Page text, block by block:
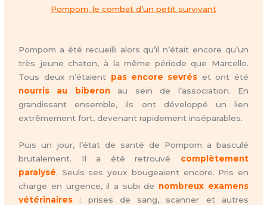
Pompom, le combat d’un petit survivant
Pompom a été recueilli alors qu’il n’était encore qu’un
très jeune chaton, à la même période que Marcello.
Tous deux n’étaient pas encore sevrés et ont été
nourris au biberonau sein de l’association. En
grandissant ensemble, ils ont développé un lien
extrêmement fort, devenant rapidement inséparables.
Puis un jour, l’état de santé de Pompom a basculé
brutalement. Il a été retrouvé complètement
paralysé. Seuls ses yeux bougeaient encore. Pris en
charge en urgence, il a subi de nombreux examens
vétérinaires : prises de sang, scanner et autres